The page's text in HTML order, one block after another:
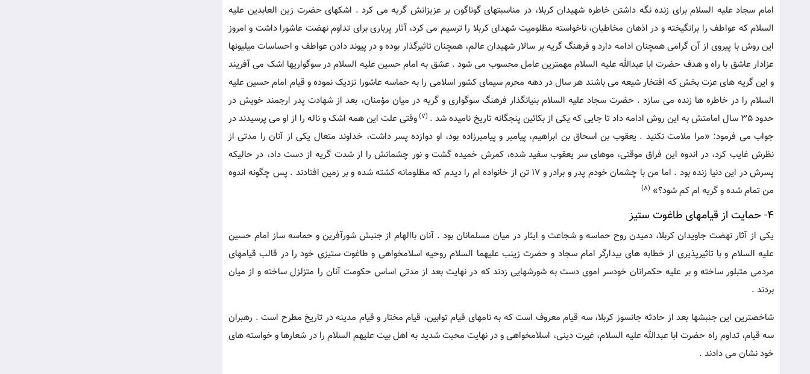
امام سجاد علیه السلام برای زنده نگه داشتن خاطره شهیدان کربلا، در مناسبتهای گوناگون بر عزیزانش گریه می کرد . اشکهای حضرت زین العابدین علیه
السلام که عواطف را برانگیخته و در اذهان مخاطبان، ناخواسته مظلومیت شهدای کربلا را ترسیم می کرد، آثار پرباری برای تداوم نهضت عاشورا داشت و امروز
این روش با پیروی از آن گرامی همچنان ادامه دارد و فرهنگ گریه بر سالار شهیدان عالم، همچنان تاثیرگذار بوده و در پیوند دادن عواطف و احساسات میلیونها
عزادار عاشق با راه و هدف حضرت ابا عبدالله علیه السلام مهمترین عامل محسوب می شود . عشق به امام حسین علیه السلام در سوگواریها اشک می آفریند
و این گریه های عزت بخش که افتخار شیعه می باشند هر سال در دهه محرم سیمای کشور اسلامی را به حماسه عاشورا نزدیک نموده و قیام امام حسین علیه
السلام را در خاطره ها زنده می سازد . حضرت سجاد علیه السلام بنیانگذار فرهنگ سوگواری و گریه در میان مؤمنان، بعد از شهادت پدر ارجمند خویش در
حدود 35 سال امامتش به این روش ادامه داد تا جایی که یکی از بکائین پنجگانه تاریخ نامیده شد .
(7)
وقتی علت این همه اشک و ناله را از او می پرسیدند در
جواب می فرمود: «مرا ملامت نکنید . یعقوب بن اسحاق بن ابراهیم، پیامبر و پیامبرزاده بود، او دوازده پسر داشت، خداوند متعال یکی از آنان را مدتی از
نظرش غایب کرد، در اندوه این فراق موقتی، موهای سر یعقوب سفید شده، کمرش خمیده گشت و نور چشمانش را از شدت گریه از دست داد، در حالیکه
پسرش در این دنیا زنده بود . اما من با چشمان خودم پدر و برادر و 17 تن از خانواده ام را دیدم که مظلومانه کشته شده و بر زمین افتادند . پس چگونه اندوه
من تمام شده و گریه ام کم شود؟» (8)
4- حمایت از قیامهای طاغوت ستیز
یکی از آثار نهضت جاویدان کربلا، دمیدن روح حماسه و شجاعت و ایثار در میان مسلمانان بود . آنان باالهام از جنبش شورآفرین و حماسه ساز امام حسین
علیه السلام و با تاثیرپذیری از خطابه های بیدارگر امام سجاد و حضرت زینب علیهما السلام روحیه اسلامخواهی و طاغوت ستیزی خود را در قالب قیامهای
مردمی متبلور ساخته و بر علیه حکمرانان خودسر اموی دست به شورشهایی زدند که در نهایت بعد از مدتی اساس حکومت آنان را متزلزل ساخته و از میان
بردند .
شاخصترین این جنبشها بعد از حادثه جانسوز کربلا، سه قیام معروف است که به نامهای قیام توابین، قیام مختار و قیام مدینه در تاریخ مطرح است . رهبران
سه قیام، تداوم راه حضرت ابا عبدالله علیه السلام، غیرت دینی، اسلامخواهی و در نهایت محبت شدید به اهل بیت علیهم السلام را در شعارها و خواسته های
خود نشان می دادند .